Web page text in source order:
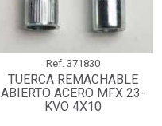
Ref. 371830
TUERCA REMACHABLE
ABIERTO ACERO MFX 23-
KVO 4X10